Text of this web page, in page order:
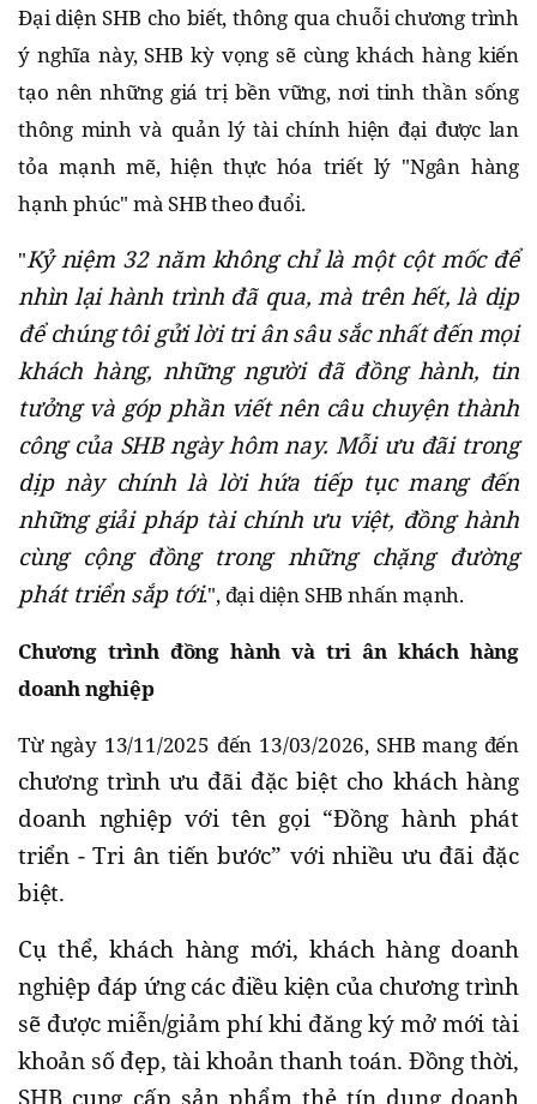
Đại diện SHB cho biết, thông qua chuỗi chương trình
ý nghĩa này, SHB kỳ vọng sẽ cùng khách hàng kiến
tạo nên những giá trị bền vững, nơi tinh thần sống
thông minh và quản lý tài chính hiện đại được lan
tỏa mạnh mẽ, hiện thực hóa triết lý "Ngân hàng
hạnh phúc" mà SHB theo đuổi.
"Kỷ niệm 32 năm không chỉ là một cột mốc để
nhìn lại hành trình đã qua, mà trên hết, là dịp
để chúng tôi gửi lời tri ân sâu sắc nhất đến mọi
khách hàng, những người đã đồng hành, tin
tưởng và góp phần viết nên câu chuyện thành
công của SHB ngày hôm nay. Mỗi ưu đãi trong
dịp này chính là lời hứa tiếp tục mang đến
những giải pháp tài chính ưu việt, đồng hành
cùng cộng đồng trong những chặng đường
phát triển sắp tới.", đại diện SHB nhấn mạnh.
Chương trình đồng hành và tri ân khách hàng
doanh nghiệp
Từ ngày 13/11/2025 đến 13/03/2026, SHB mang đến
chương trình ưu đãi đặc biệt cho khách hàng
doanh nghiệp với tên gọi “Đồng hành phát
triển - Tri ân tiến bước” với nhiều ưu đãi đặc
biệt.
Cụ thể, khách hàng mới, khách hàng doanh
nghiệp đáp ứng các điều kiện của chương trình
sẽ được miễn/giảm phí khi đăng ký mở mới tài
khoản số đẹp, tài khoản thanh toán. Đồng thời,
SHB cung cấp sản phẩm thẻ tín dụng doanh